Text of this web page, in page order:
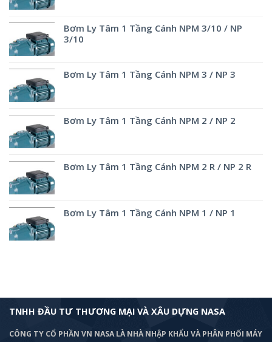
Bơm Ly Tâm 1 Tầng Cánh NPM 3/10 / NP
3/10
Bơm Ly Tâm 1 Tầng Cánh NPM 3 / NP 3
Bơm Ly Tâm 1 Tầng Cánh NPM 2 / NP 2
Bơm Ly Tâm 1 Tầng Cánh NPM 2 R / NP 2 R
Bơm Ly Tâm 1 Tầng Cánh NPM 1 / NP 1
TNHH ĐẦU TƯ THƯƠNG MẠI VÀ XÂU DỰNG NASA
CÔNG TY CỔ PHẦN VN NASA LÀ NHÀ NHẬP KHẨU VÀ PHÂN PHỐI MÁY